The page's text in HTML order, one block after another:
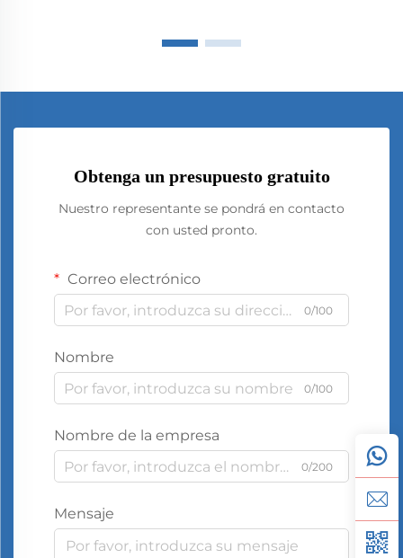
Obtenga un presupuesto gratuito
Nuestro representante se pondrá en contacto
con usted pronto.
Correo electrónico
0/100
Nombre
0/100
Nombre de la empresa
0/200
Mensaje